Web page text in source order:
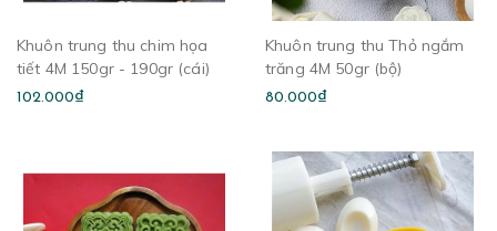
Khuôn trung thu chim họa
tiết 4M 150gr - 190gr (cái)
102.000₫
Khuôn trung thu Thỏ ngắm
trăng 4M 50gr (bộ)
80.000₫